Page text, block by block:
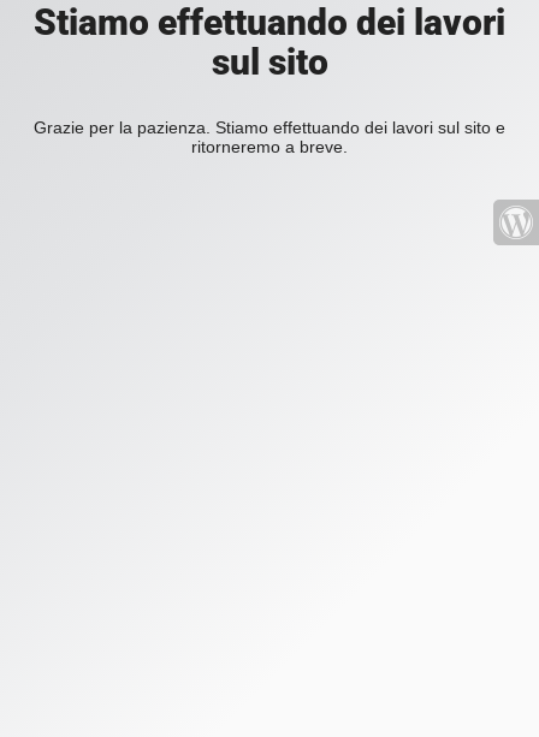
Stiamo effettuando dei lavori
sul sito
Grazie per la pazienza. Stiamo effettuando dei lavori sul sito e
ritorneremo a breve.